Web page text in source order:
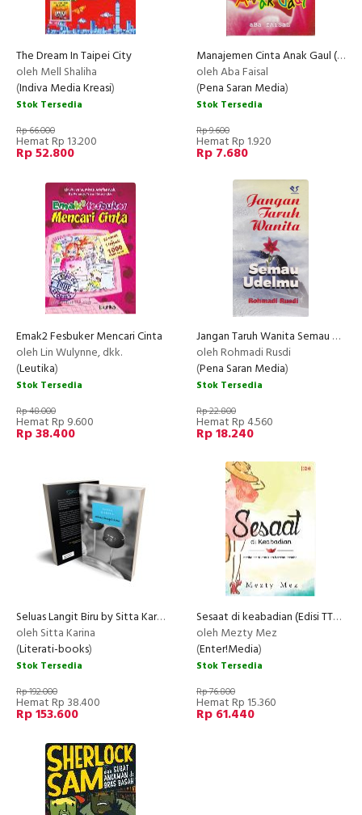
The Dream In Taipei City
oleh Mell Shaliha
(Indiva Media Kreasi)
Stok Tersedia
Rp 66.000
Hemat Rp 13.200
Rp 52.800
Manajemen Cinta Anak Gaul (2007)
oleh Aba Faisal
(Pena Saran Media)
Stok Tersedia
Rp 9.600
Hemat Rp 1.920
Rp 7.680
Emak2 Fesbuker Mencari Cinta
oleh Lin Wulynne, dkk.
(Leutika)
Stok Tersedia
Rp 48.000
Hemat Rp 9.600
Rp 38.400
Jangan Taruh Wanita Semau Udelmu
oleh Rohmadi Rusdi
(Pena Saran Media)
Stok Tersedia
Rp 22.800
Hemat Rp 4.560
Rp 18.240
Seluas Langit Biru by Sitta Karina (masih ada ttd ) NEW RECOMMENDED
oleh Sitta Karina
(Literati-books)
Stok Tersedia
Rp 192.000
Hemat Rp 38.400
Rp 153.600
Sesaat di keabadian (Edisi TTD)
oleh Mezty Mez
(Enter!Media)
Stok Tersedia
Rp 76.800
Hemat Rp 15.360
Rp 61.440